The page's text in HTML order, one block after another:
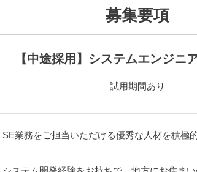
募集要項
【中途採用】システムエンジニ
試用期間あり
SE業務をご担当いただける優秀な人材を積極